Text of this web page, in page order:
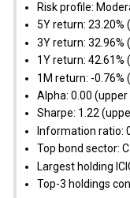
Risk profile:
5Y return: 23.20%
3Y return: 32.96%
1Y return: 42.61%
1M return: -0.76%
Alpha: 0.00 (upper
Sharpe: 1.22
Information ratio:
Top bond sector:
Largest holding
Top-3 holdings